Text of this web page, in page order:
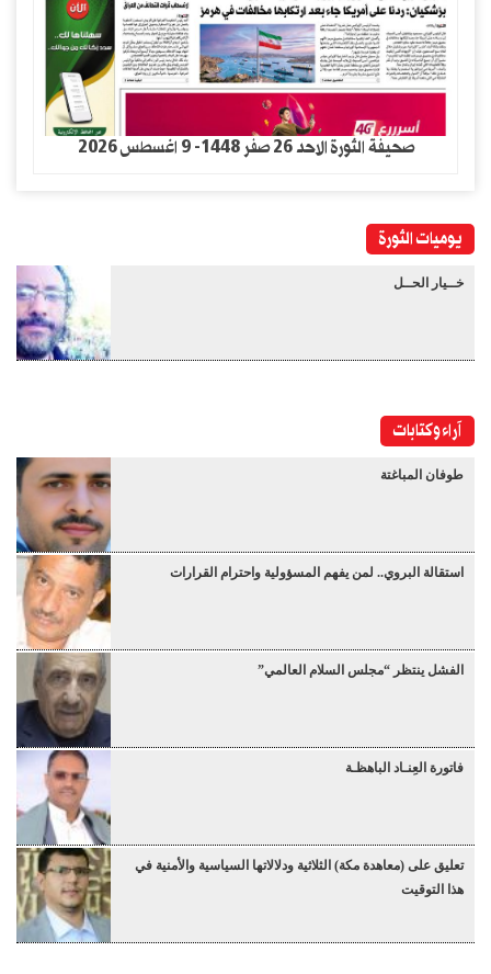
صحيفة الثورة الاحد 26 صفر 1448- 9 اغسطس 2026
يوميات الثورة
خــيار الحــل
آراء وكتابات
طوفان المباغتة
استقالة البروي.. لمن يفهم المسؤولية واحترام القرارات
الفشل ينتظر “مجلس السلام العالمي”
فاتورة العِنـاد الباهظـة
تعليق على (معاهدة مكة) الثلاثية ودلالاتها السياسية والأمنية في
هذا التوقيت